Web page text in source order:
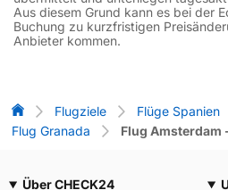
Aus diesem Grund kann es bei der
Buchung zu kurzfristigen
Anbieter kommen.
Flug-Vergleich
Flugziele Flüge Spanien
Flug Granada
Flug Amsterdam
Über CHECK24